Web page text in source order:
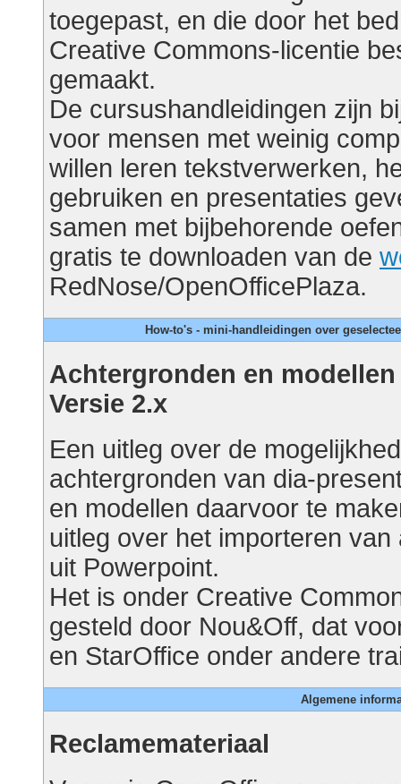
toegepast, en die door het
Creative Commons-licentie
gemaakt.
De cursushandleidingen zijn
voor mensen met weinig
willen leren tekstverwerken,
gebruiken en presentaties
samen met bijbehorende
gratis te downloaden van de
RedNose/OpenOfficePlaza.
How-to's - mini-handleidingen over
Achtergronden en
Versie 2.x
Een uitleg over de
achtergronden van dia-
en modellen daarvoor te
uitleg over het importeren
uit Powerpoint.
Het is onder Creative
gesteld door Nou&Off, dat
en StarOffice onder andere
Algemene
Reclamemateriaal